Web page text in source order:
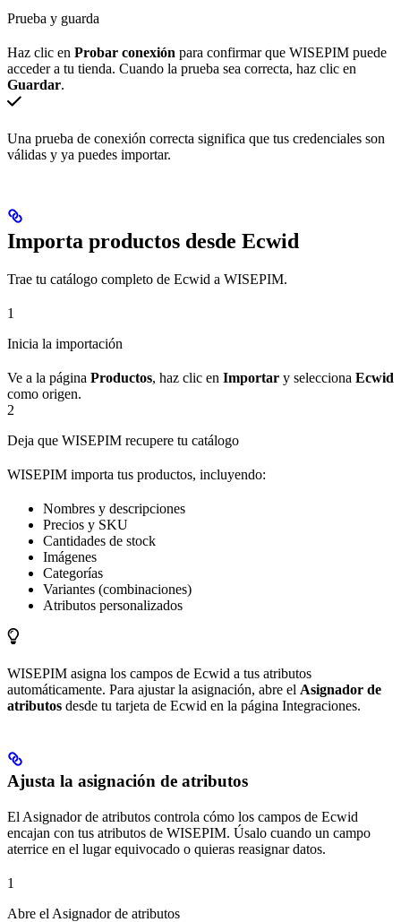
Prueba y guarda
Haz clic en Probar conexión para confirmar que WISEPIM puede
acceder a tu tienda. Cuando la prueba sea correcta, haz clic en
Guardar.
Una prueba de conexión correcta significa que tus credenciales son
válidas y ya puedes importar.
Importa productos desde Ecwid
Trae tu catálogo completo de Ecwid a WISEPIM.
1
Inicia la importación
Ve a la página Productos, haz clic en Importar y selecciona Ecwid
como origen.
2
Deja que WISEPIM recupere tu catálogo
WISEPIM importa tus productos, incluyendo:
Nombres y descripciones
Precios y SKU
Cantidades de stock
Imágenes
Categorías
Variantes (combinaciones)
Atributos personalizados
WISEPIM asigna los campos de Ecwid a tus atributos
automáticamente. Para ajustar la asignación, abre el Asignador de
atributos desde tu tarjeta de Ecwid en la página Integraciones.
Ajusta la asignación de atributos
El Asignador de atributos controla cómo los campos de Ecwid
encajan con tus atributos de WISEPIM. Úsalo cuando un campo
aterrice en el lugar equivocado o quieras reasignar datos.
1
Abre el Asignador de atributos